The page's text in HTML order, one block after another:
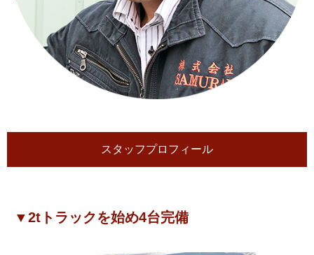
スタッフプロフィール
▼2tトラックを始め4台完備